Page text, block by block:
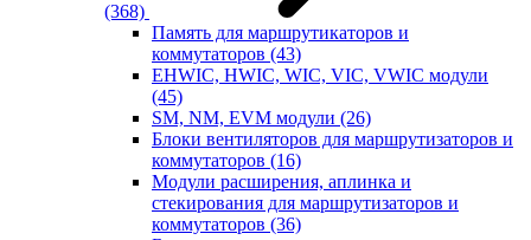
(368)
Память для маршрутикаторов и
коммутаторов (43)
EHWIC, HWIC, WIC, VIC, VWIC модули
(45)
SM, NM, EVM модули (26)
Блоки вентиляторов для маршрутизаторов и
коммутаторов (16)
Модули расширения, аплинка и
стекирования для маршрутизаторов и
коммутаторов (36)